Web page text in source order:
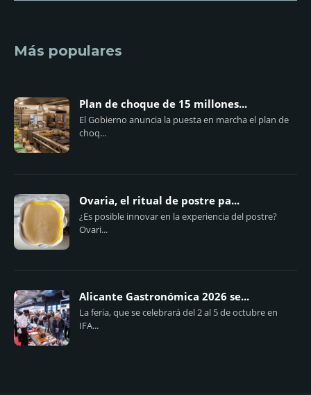
Más populares
Plan de choque de 15 millones...
El Gobierno anuncia la puesta en marcha el plan de
choq...
Ovaria, el ritual de postre pa...
¿Es posible innovar en la experiencia del postre?
Ovari...
Alicante Gastronómica 2026 se...
La feria, que se celebrará del 2 al 5 de octubre en
IFA...